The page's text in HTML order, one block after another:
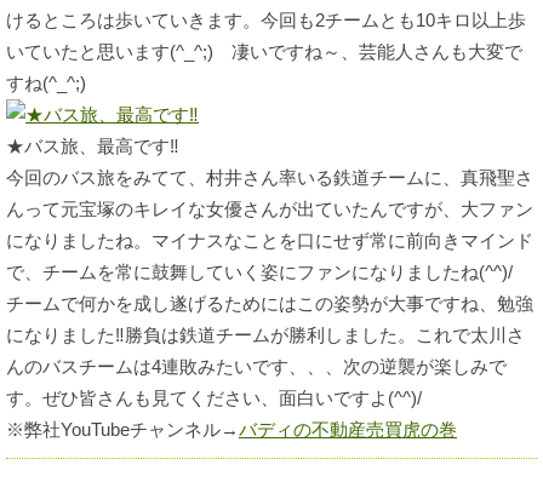
けるところは歩いていきます。今回も2チームとも10キロ以上歩
いていたと思います(^_^;) 凄いですね～、芸能人さんも大変で
すね(^_^;)
★バス旅、最高です‼
今回のバス旅をみてて、村井さん率いる鉄道チームに、真飛聖さ
んって元宝塚のキレイな女優さんが出ていたんですが、大ファン
になりましたね。マイナスなことを口にせず常に前向きマインド
で、チームを常に鼓舞していく姿にファンになりましたね(^^)/
チームで何かを成し遂げるためにはこの姿勢が大事ですね、勉強
になりました‼勝負は鉄道チームが勝利しました。これで太川さ
んのバスチームは4連敗みたいです、、、次の逆襲が楽しみで
す。ぜひ皆さんも見てください、面白いですよ(^^)/
※弊社YouTubeチャンネル→バディの不動産売買虎の巻